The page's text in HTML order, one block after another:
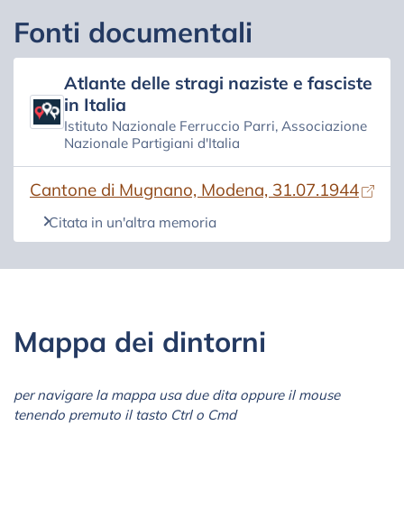
Fonti documentali
Atlante delle stragi naziste e fasciste
in Italia
Istituto Nazionale Ferruccio Parri, Associazione
Nazionale Partigiani d'Italia
Cantone di Mugnano, Modena, 31.07.1944
(si apre in una nuova scheda)
Citata in un'altra memoria
Mappa dei dintorni
per navigare la mappa usa due dita oppure il mouse
tenendo premuto il tasto Ctrl o Cmd